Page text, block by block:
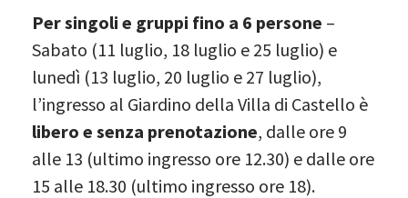
Per singoli e gruppi fino a 6 persone –
Sabato (11 luglio, 18 luglio e 25 luglio) e
lunedì (13 luglio, 20 luglio e 27 luglio),
l’ingresso al Giardino della Villa di Castello è
libero e senza prenotazione, dalle ore 9
alle 13 (ultimo ingresso ore 12.30) e dalle ore
15 alle 18.30 (ultimo ingresso ore 18).